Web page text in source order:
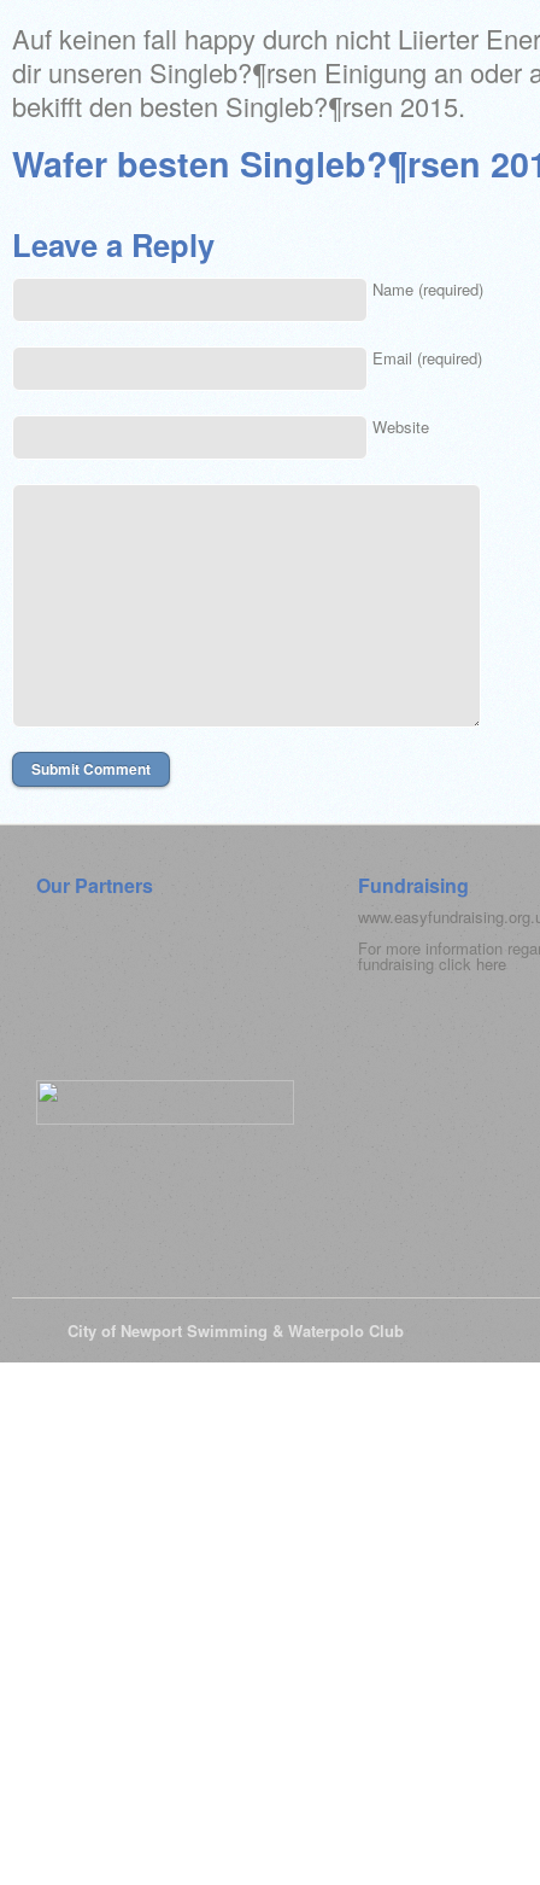
Auf keinen fall happy durch nicht Liierter
dir unseren Singleb?¶rsen Einigung an oder
bekifft den besten Singleb?¶rsen 2015.
Wafer besten Singleb?¶rsen
Leave a Reply
Name (required)
Email (required)
Website
Our Partners Fundraising
For more information
fundraising click here
City of Newport Swimming & Waterpolo Club